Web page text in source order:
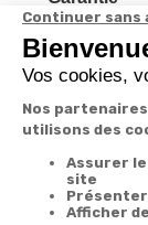
2 ans
Votre
commande
Suivi de
commande